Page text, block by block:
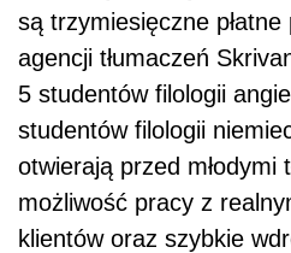
są trzymiesięczne
agencji tłumaczeń
5 studentów filologii
studentów filologii
otwierają przed młodymi
możliwość pracy z
klientów oraz szybkie